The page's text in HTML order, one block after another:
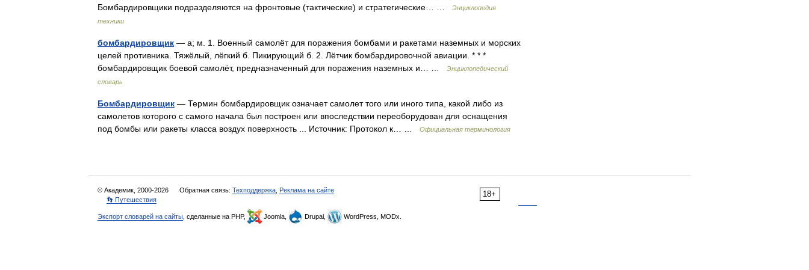
Бомбардировщики подразделяются на фронтовые (тактические) и стратегические… …
Энциклопедия
техники
бомбардировщик — а; м. 1. Военный самолёт для поражения бомбами и ракетами наземных и морских
целей противника. Тяжёлый, лёгкий б. Пикирующий б. 2. Лётчик бомбардировочной авиации. * * *
бомбардировщик боевой самолёт, предназначенный для поражения наземных и… …
Энциклопедический
словарь
Бомбардировщик — Термин бомбардировщик означает самолет того или иного типа, какой либо из
самолетов которого с самого начала был построен или впоследствии переоборудован для оснащения
под бомбы или ракеты класса воздух поверхность ... Источник: Протокол к… …
Официальная терминология
18+
© Академик, 2000-2026 Обратная связь: Техподдержка Реклама на сайте
👣 Путешествия
Экспорт словарей на сайты , сделанные на PHP, Joomla, Drupal, WordPress, MODx.